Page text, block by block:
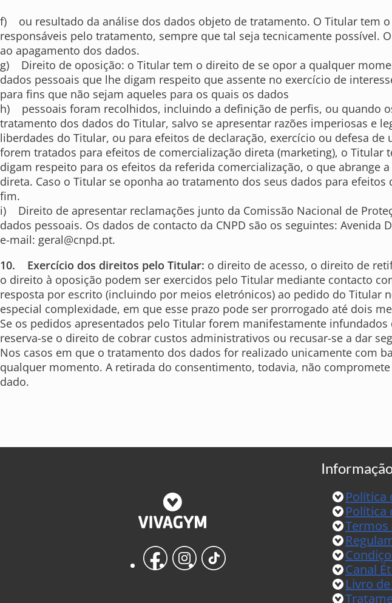
f) ou resultado da análise dos dados objeto de tratamento. O Titular tem
responsáveis pelo tratamento, sempre que tal seja tecnicamente
ao apagamento dos dados.
g) Direito de oposição: o Titular tem o direito de se opor a qualquer
dados pessoais que lhe digam respeito que assente no exercício de
para fins que não sejam aqueles para os quais os dados
h) pessoais foram recolhidos, incluindo a definição de perfis, ou quando
tratamento dos dados do Titular, salvo se apresentar razões imperiosas e
liberdades do Titular, ou para efeitos de declaração, exercício ou defesa
forem tratados para efeitos de comercialização direta (marketing), o
digam respeito para os efeitos da referida comercialização, o que
direta. Caso o Titular se oponha ao tratamento dos seus dados para
fim.
i) Direito de apresentar reclamações junto da Comissão Nacional de
dados pessoais. Os dados de contacto da CNPD são os seguintes: Avenida
e-mail: geral@cnpd.pt.
10. Exercício dos direitos pelo Titular: o direito de acesso, o direito de
o direito à oposição podem ser exercidos pelo Titular mediante contacto
resposta por escrito (incluindo por meios eletrónicos) ao pedido do Titular
especial complexidade, em que esse prazo pode ser prorrogado até dois
Se os pedidos apresentados pelo Titular forem manifestamente
reserva-se o direito de cobrar custos administrativos ou recusar-se a dar
Nos casos em que o tratamento dos dados for realizado unicamente com
qualquer momento. A retirada do consentimento, todavia, não
dado.
FacebookInstagram
TikTok
Política
Política
Termos
Canal
Livro